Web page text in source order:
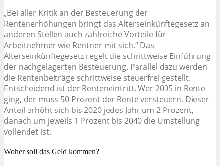
„Bei aller Kritik an der Besteuerung der
Rentenerhöhungen bringt das Alterseinkünftegesetz an
anderen Stellen auch zahlreiche Vorteile für
Arbeitnehmer wie Rentner mit sich.“ Das
Alterseinkünftegesetz regelt die schrittweise Einführung
der nachgelagerten Besteuerung. Parallel dazu werden
die Rentenbeiträge schrittweise steuerfrei gestellt.
Entscheidend ist der Renteneintritt. Wer 2005 in Rente
ging, der muss 50 Prozent der Rente versteuern. Dieser
Anteil erhöht sich bis 2020 jedes Jahr um 2 Prozent,
danach um jeweils 1 Prozent bis 2040 die Umstellung
vollendet ist.
Woher soll das Geld kommen?